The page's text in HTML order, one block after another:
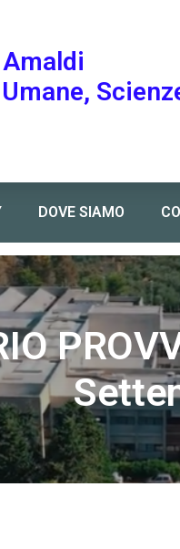
DOVE SIAMO